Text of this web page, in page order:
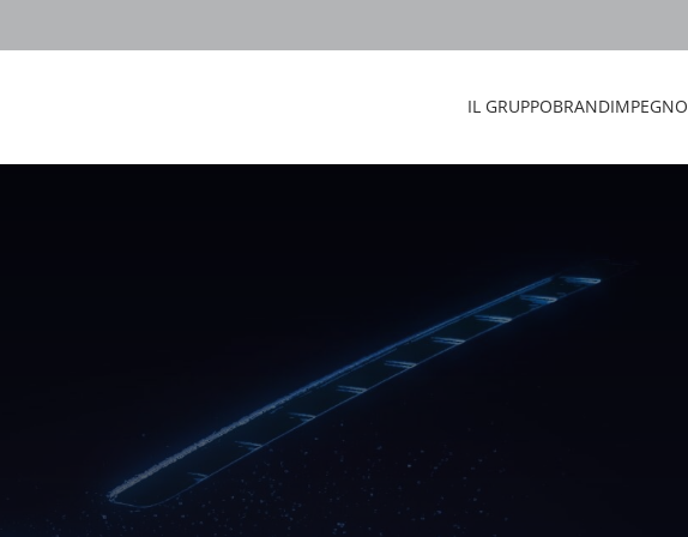
IL GRUPPOBRANDIMPEGNO